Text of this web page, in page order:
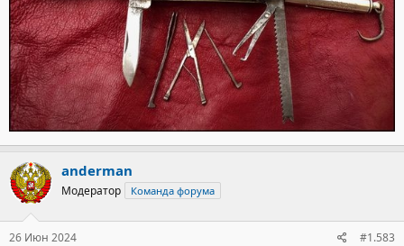
anderman
Модератор Команда форума
26 Июн 2024 #1.583